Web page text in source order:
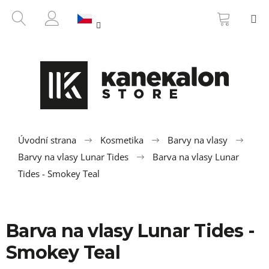
HLEDAT
PŘIHLÁŠENÍ
KOŠÍK
Úvodní strana Kosmetika
Barvy na vlasy
Barvy na vlasy Lunar Tides
Barva na vlasy Lunar
Tides - Smokey Teal
Barva na vlasy Lunar Tides -
Smokey Teal
ZPĚT
ZPĚT
e
b
e
t
e